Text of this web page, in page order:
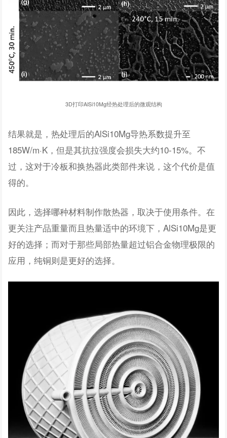
3D打印AlSi10Mg经热处理后的微观结构
结果就是，热处理后的AlSi10Mg导热系数提升至
185W/m·K，但是其抗拉强度会损失大约10-15%。不
过，这对于冷板和换热器此类部件来说，这个代价是值
得的。
因此，选择哪种材料制作散热器，取决于使用条件。在
更关注产品重量而且热量适中的环境下，AlSi10Mg是更
好的选择；而对于那些局部热量超过铝合金物理极限的
应用，纯铜则是更好的选择。